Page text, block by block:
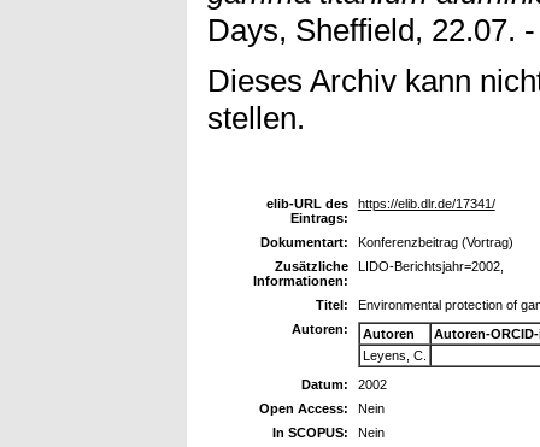
Days, Sheffield, 22.07.
Dieses Archiv kann
stellen.
elib-URL des
Eintrags:
https://elib.dlr.de/17341/
Dokumentart:
Konferenzbeitrag (Vortrag)
Zusätzliche
Informationen:
LIDO-Berichtsjahr=2002,
Titel:
Environmental protection of
Autoren:
Autoren
Autoren-
Leyens, C.
Datum:
2002
Open Access:
Nein
In SCOPUS:
Nein